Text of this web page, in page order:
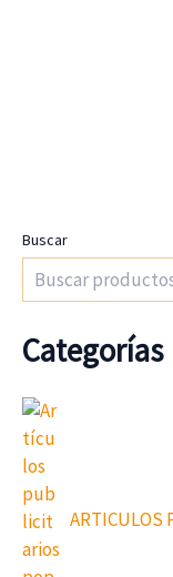
Buscar
Categorías
ARTICULOS